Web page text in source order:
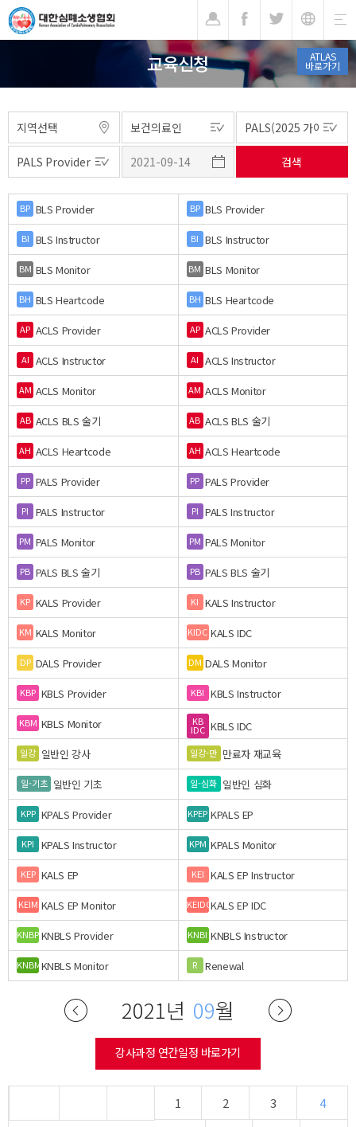
ATLAS
바로가기
교육신청
BP BLS Provider BP BLS Provider
BI BLS Instructor BI BLS Instructor
BM BLS Monitor BM BLS Monitor
BH BLS Heartcode BH BLS Heartcode
AP ACLS Provider AP ACLS Provider
AI ACLS Instructor AI ACLS Instructor
AM ACLS Monitor AM ACLS Monitor
AB ACLS BLS 술기 AB ACLS BLS 술기
AH ACLS Heartcode AH ACLS Heartcode
PP PALS Provider PP PALS Provider
PI PALS Instructor PI PALS Instructor
PM PALS Monitor PM PALS Monitor
PB PALS BLS 술기 PB PALS BLS 술기
KP KALS Provider KI KALS Instructor
KM KALS Monitor KIDC KALS IDC
DP DALS Provider DM DALS Monitor
KBP KBLS Provider KBI KBLS Instructor
KBM KBLS Monitor KB
IDC KBLS IDC
일강 일반인 강사 일강-만 만료자 재교육
일-기초 일반인 기초 일-심화 일반인 심화
KPP KPALS Provider KPEP KPALS EP
KPI KPALS Instructor KPM KPALS Monitor
KEP KALS EP KEI KALS EP Instructor
KEIM KALS EP Monitor KEIDCKALS EP IDC
KNBPKNBLS Provider KNBI KNBLS Instructor
KNBMKNBLS Monitor R Renewal
2021년 09월
강사과정 연간일정 바로가기
1 2 3
4